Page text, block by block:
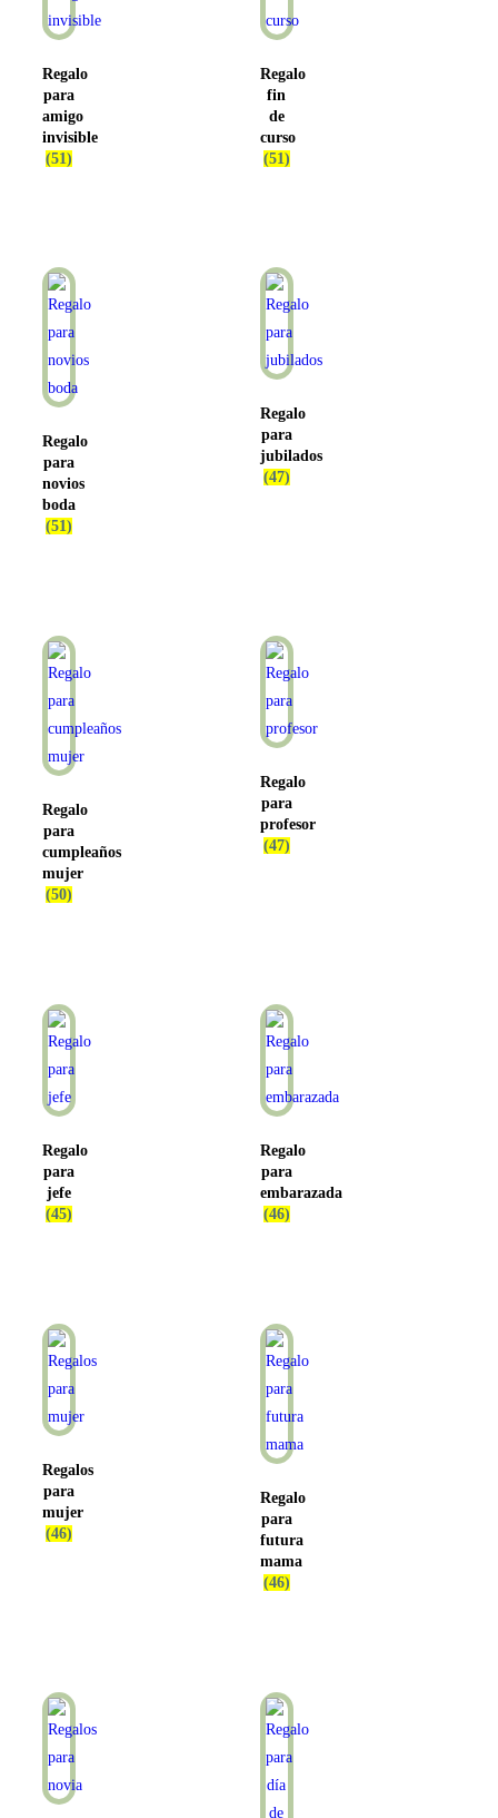
Regalo
para
amigo
invisible
(51)
Regalo
fin
de
curso
(51)
Regalo
para
novios
boda
(51)
Regalo
para
jubilados
(47)
Regalo
para
cumpleaños
mujer
(50)
Regalo
para
profesor
(47)
Regalo
para
jefe
(45)
Regalo
para
embarazada
(46)
Regalos
para
mujer
(46)
Regalo
para
futura
mama
(46)